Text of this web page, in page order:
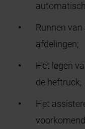
Runnen
afdelingen;
Het legen
de heftruck;
Het